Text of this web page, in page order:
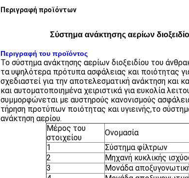
Περιγραφή προϊόντων
Σύστημα ανάκτησης αερίων
Περιγραφή του προϊόντος
Το σύστημα ανάκτησης αερίων διοξειδίου του
τα υψηλότερα πρότυπα ασφάλειας και ποιότητας
σχεδιαστεί για την αποτελεσματική ανάκτηση και
και αυτοματοποιημένα χειριστικά για ευκολία
συμμορφώνεται με αυστηρούς κανονισμούς
τήρηση προτύπων ποιότητας και υγιεινής,το
ανάκτηση αερίου.
Μέρος του
στοιχείου
Ονομασία
1
Σύστημα φίλτρων
2
Μηχανή κυκλικής
3
Μονάδα